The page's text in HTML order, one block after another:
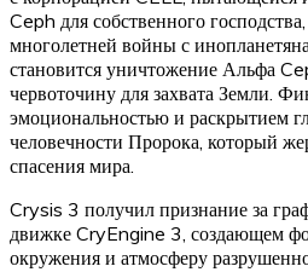
Ceph для собственного
многолетней войны с
становится уничтожение Альфа
червоточину для захвата Земли.
эмоциональностью и раскрытием
человечности Пророка, который
спасения мира.
Crysis 3 получил признание за
движке CryEngine 3, создающем
окружения и атмосферу